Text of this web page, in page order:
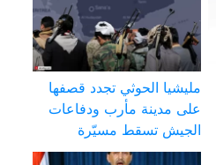
مليشيا الحوثي تجدد قصفها
على مدينة مأرب ودفاعات
الجيش تسقط مسيّرة